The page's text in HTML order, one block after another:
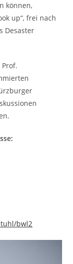
können,
up“, frei nach
Desaster
bwl2